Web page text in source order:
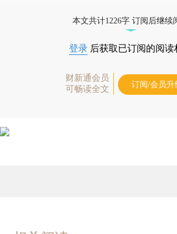
本文共计1226字 订阅后继续
登录 后获取已订阅的阅读
财新通会员
可畅读全文
订阅/会员升